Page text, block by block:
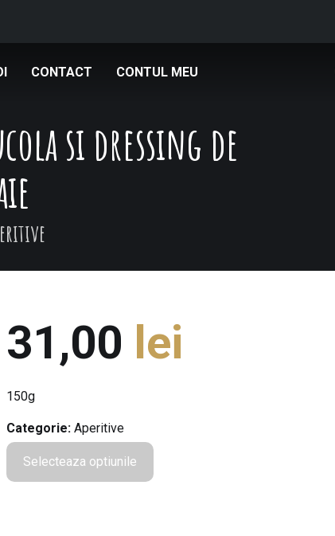
CONTACT CONTUL MEU
si dressing de
31,00 lei
150g
Categorie: Aperitive
Selecteaza optiunile